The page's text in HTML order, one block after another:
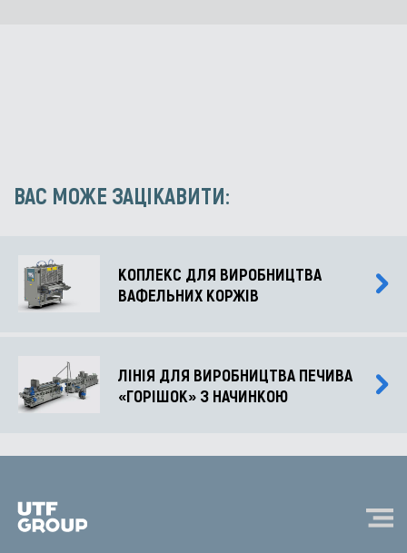
ВАС МОЖЕ ЗАЦІКАВИТИ:
КОПЛЕКС ДЛЯ ВИРОБНИЦТВА
ВАФЕЛЬНИХ КОРЖІВ
ЛІНІЯ ДЛЯ ВИРОБНИЦТВА ПЕЧИВА
«ГОРІШОК» З НАЧИНКОЮ